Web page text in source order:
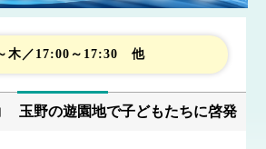
木／17:00～17:30 他
玉野の遊園地で子どもたちに啓発